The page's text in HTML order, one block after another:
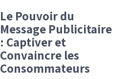
Le Pouvoir du
Message Publicitaire
: Captiver et
Convaincre les
Consommateurs